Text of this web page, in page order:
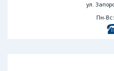
ул.
Пн-